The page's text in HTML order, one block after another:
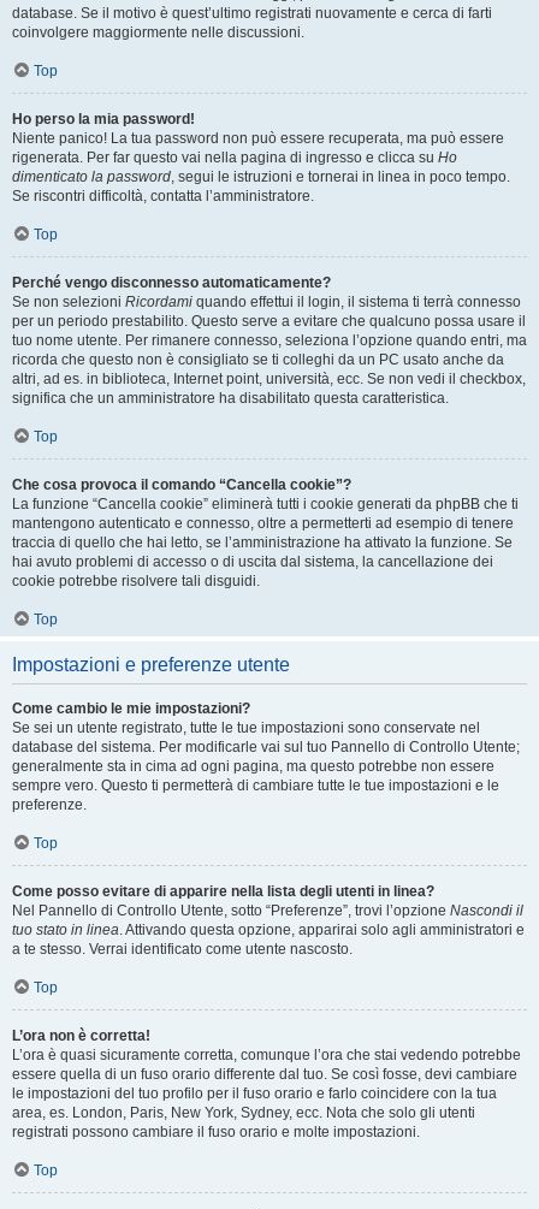
database. Se il motivo è quest’ultimo registrati nuovamente e cerca di farti
coinvolgere maggiormente nelle discussioni.
Top
Ho perso la mia password!
Niente panico! La tua password non può essere recuperata, ma può essere
rigenerata. Per far questo vai nella pagina di ingresso e clicca su Ho
dimenticato la password, segui le istruzioni e tornerai in linea in poco tempo.
Se riscontri difficoltà, contatta l’amministratore.
Top
Perché vengo disconnesso automaticamente?
Se non selezioni Ricordami quando effettui il login, il sistema ti terrà connesso
per un periodo prestabilito. Questo serve a evitare che qualcuno possa usare il
tuo nome utente. Per rimanere connesso, seleziona l’opzione quando entri, ma
ricorda che questo non è consigliato se ti colleghi da un PC usato anche da
altri, ad es. in biblioteca, Internet point, università, ecc. Se non vedi il checkbox,
significa che un amministratore ha disabilitato questa caratteristica.
Top
Che cosa provoca il comando “Cancella cookie”?
La funzione “Cancella cookie” eliminerà tutti i cookie generati da phpBB che ti
mantengono autenticato e connesso, oltre a permetterti ad esempio di tenere
traccia di quello che hai letto, se l’amministrazione ha attivato la funzione. Se
hai avuto problemi di accesso o di uscita dal sistema, la cancellazione dei
cookie potrebbe risolvere tali disguidi.
Top
Impostazioni e preferenze utente
Come cambio le mie impostazioni?
Se sei un utente registrato, tutte le tue impostazioni sono conservate nel
database del sistema. Per modificarle vai sul tuo Pannello di Controllo Utente;
generalmente sta in cima ad ogni pagina, ma questo potrebbe non essere
sempre vero. Questo ti permetterà di cambiare tutte le tue impostazioni e le
preferenze.
Top
Come posso evitare di apparire nella lista degli utenti in linea?
Nel Pannello di Controllo Utente, sotto “Preferenze”, trovi l’opzione Nascondi il
tuo stato in linea. Attivando questa opzione, apparirai solo agli amministratori e
a te stesso. Verrai identificato come utente nascosto.
Top
L’ora non è corretta!
L’ora è quasi sicuramente corretta, comunque l’ora che stai vedendo potrebbe
essere quella di un fuso orario differente dal tuo. Se così fosse, devi cambiare
le impostazioni del tuo profilo per il fuso orario e farlo coincidere con la tua
area, es. London, Paris, New York, Sydney, ecc. Nota che solo gli utenti
registrati possono cambiare il fuso orario e molte impostazioni.
Top